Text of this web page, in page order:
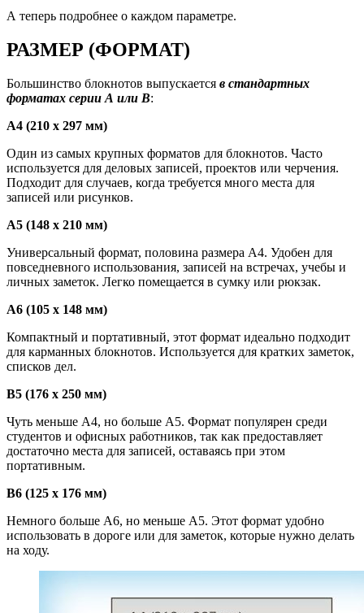
А теперь подробнее о каждом параметре.
РАЗМЕР (ФОРМАТ)
Большинство блокнотов выпускается в стандартных
форматах серии А или B:
A4 (210 x 297 мм)
Один из самых крупных форматов для блокнотов. Часто
используется для деловых записей, проектов или черчения.
Подходит для случаев, когда требуется много места для
записей или рисунков.
A5 (148 x 210 мм)
Универсальный формат, половина размера A4. Удобен для
повседневного использования, записей на встречах, учебы и
личных заметок. Легко помещается в сумку или рюкзак.
A6 (105 x 148 мм)
Компактный и портативный, этот формат идеально подходит
для карманных блокнотов. Используется для кратких заметок,
списков дел.
B5 (176 x 250 мм)
Чуть меньше A4, но больше A5. Формат популярен среди
студентов и офисных работников, так как предоставляет
достаточно места для записей, оставаясь при этом
портативным.
B6 (125 x 176 мм)
Немного больше A6, но меньше A5. Этот формат удобно
использовать в дороге или для заметок, которые нужно делать
на ходу.